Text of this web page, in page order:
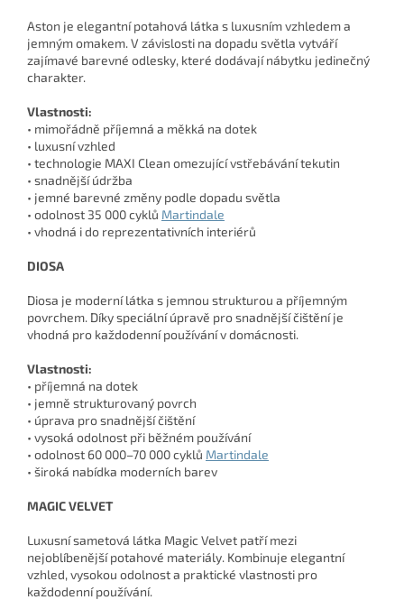
Aston je elegantní potahová látka s luxusním vzhledem a
jemným omakem. V závislosti na dopadu světla vytváří
zajímavé barevné odlesky, které dodávají nábytku jedinečný
charakter.
Vlastnosti:
• mimořádně příjemná a měkká na dotek
• luxusní vzhled
• technologie MAXI Clean omezující vstřebávání tekutin
• snadnější údržba
• jemné barevné změny podle dopadu světla
• odolnost 35 000 cyklů Martindale
• vhodná i do reprezentativních interiérů
DIOSA
Diosa je moderní látka s jemnou strukturou a příjemným
povrchem. Díky speciální úpravě pro snadnější čištění je
vhodná pro každodenní používání v domácnosti.
Vlastnosti:
• příjemná na dotek
• jemně strukturovaný povrch
• úprava pro snadnější čištění
• vysoká odolnost při běžném používání
• odolnost 60 000–70 000 cyklů Martindale
• široká nabídka moderních barev
MAGIC VELVET
Luxusní sametová látka Magic Velvet patří mezi
nejoblíbenější potahové materiály. Kombinuje elegantní
vzhled, vysokou odolnost a praktické vlastnosti pro
každodenní používání.